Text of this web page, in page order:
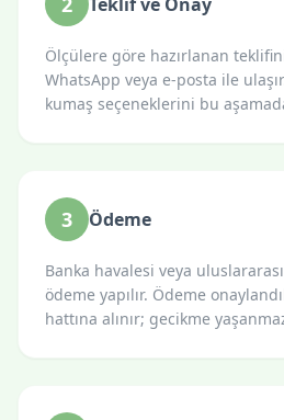
Ölçülere göre hazırlanan
WhatsApp veya e-posta ile
kumaş seçeneklerini bu
3 Ödeme
Banka havalesi veya
ödeme yapılır. Ödeme
hattına alınır; gecikme